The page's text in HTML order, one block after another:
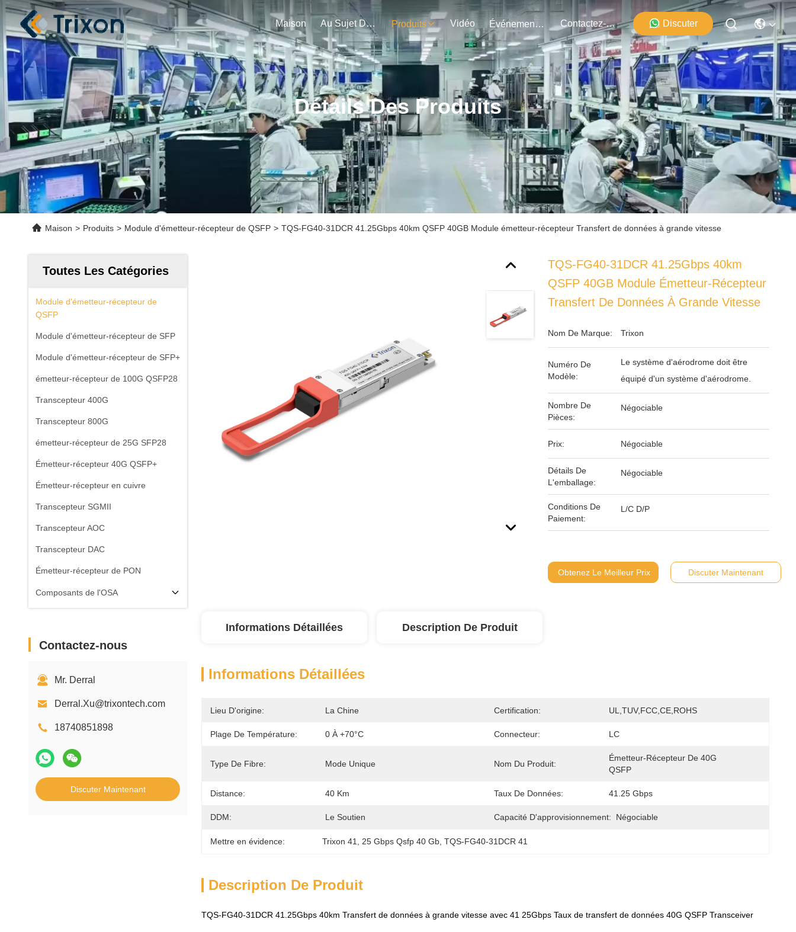
Maison Au Sujet De Nous Produits Vidéo Événements Contactez-Nous Discuter
Détails Des Produits
Maison > Produits > Module d'émetteur-récepteur de QSFP > TQS-FG40-31DCR 41.25Gbps 40km QSFP 40GB Module émetteur-récepteur Transfert de données à grande vitesse
Toutes Les Catégories
Module d'émetteur-récepteur de
QSFP
Module d'émetteur-récepteur de SFP
Module d'émetteur-récepteur de SFP+
émetteur-récepteur de 100G QSFP28
Transcepteur 400G
Transcepteur 800G
émetteur-récepteur de 25G SFP28
Émetteur-récepteur 40G QSFP+
Émetteur-récepteur en cuivre
Transcepteur SGMII
Transcepteur AOC
Transcepteur DAC
Émetteur-récepteur de PON
Composants de l'OSA
Contactez-nous
Mr. Derral
Derral.Xu@trixontech.com
18740851898
Discuter Maintenant
TQS-FG40-31DCR 41.25Gbps 40km
QSFP 40GB Module Émetteur-Récepteur
Transfert De Données À Grande Vitesse
Nom De Marque: Trixon
Numéro De
Modèle:
Le système d'aérodrome doit être
équipé d'un système d'aérodrome.
Nombre De
Pièces:
Négociable
Prix: Négociable
Détails De
L'emballage:
Négociable
Conditions De
Paiement:
L/C D/P
Obtenez Le Meilleur Prix Discuter Maintenant
Informations Détaillées Description De Produit
Informations Détaillées
Lieu D'origine: La Chine Certification: UL,TUV,FCC,CE,ROHS
Plage De Température: 0 À +70°C Connecteur: LC
Type De Fibre: Mode Unique Nom Du Produit:
Émetteur-Récepteur De 40G
QSFP
Distance: 40 Km Taux De Données: 41.25 Gbps
DDM: Le Soutien Capacité D'approvisionnement: Négociable
Mettre en évidence: Trixon 41 25 Gbps Qsfp 40 Gb, TQS-FG40-31DCR 41
Description De Produit
TQS-FG40-31DCR 41.25Gbps 40km Transfert de données à grande vitesse avec 41 25Gbps Taux de transfert de données 40G QSFP Transceiver